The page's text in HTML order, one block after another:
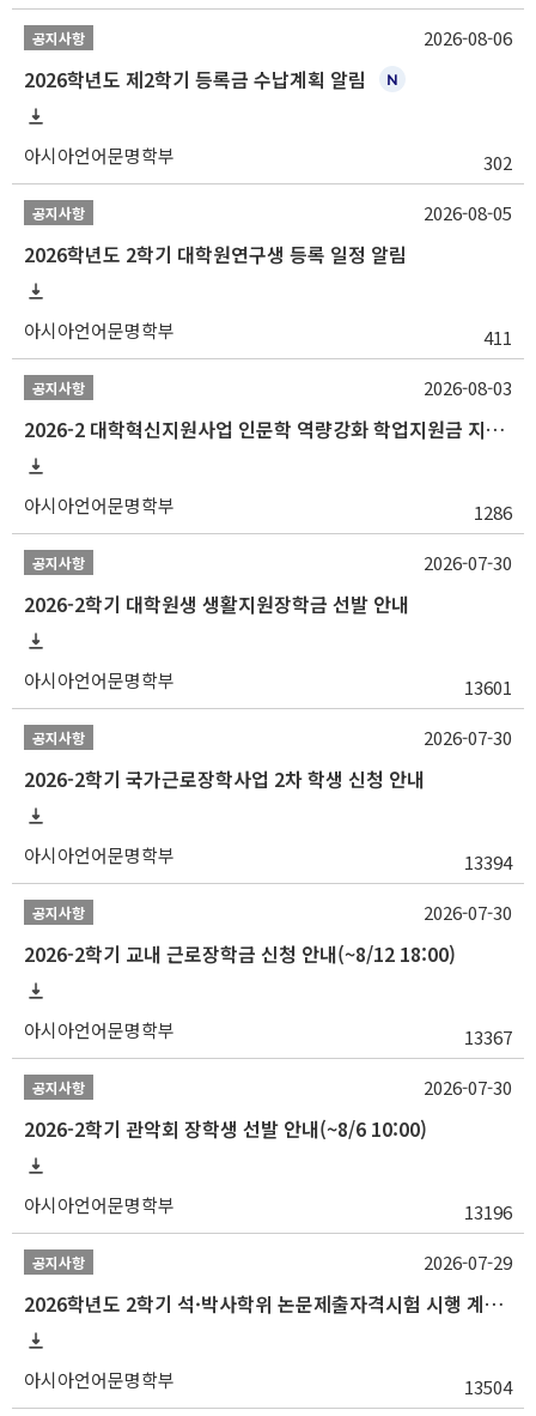
공지사항
2026학년도 제2학기 등록금 수납계획 알림
아시아언어문명학부 302
2026-08-06
공지사항
2026학년도 2학기 대학원연구생 등록 일정 알림
아시아언어문명학부 411
2026-08-05
공지사항
2026-2 대학혁신지원사업 인문학 역량강화 학업지원금 지원 선발 안내 (학/석/박사)
아시아언어문명학부 1286
2026-08-03
공지사항
2026-2학기 대학원생 생활지원장학금 선발 안내
아시아언어문명학부 13601
2026-07-30
공지사항
2026-2학기 국가근로장학사업 2차 학생 신청 안내
아시아언어문명학부 13394
2026-07-30
공지사항
2026-2학기 교내 근로장학금 신청 안내(~8/12 18:00)
아시아언어문명학부 13367
2026-07-30
공지사항
2026-2학기 관악회 장학생 선발 안내(~8/6 10:00)
아시아언어문명학부 13196
2026-07-30
공지사항
2026학년도 2학기 석·박사학위 논문제출자격시험 시행 계획 공고
아시아언어문명학부 13504
2026-07-29